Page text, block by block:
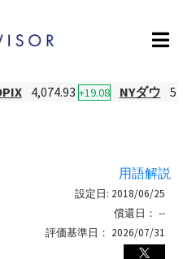
4,074.93 +19.08 NYダウ
用語解説
設定日: 2018/06/25
償還日： --
評価基準日： 2026/07/31